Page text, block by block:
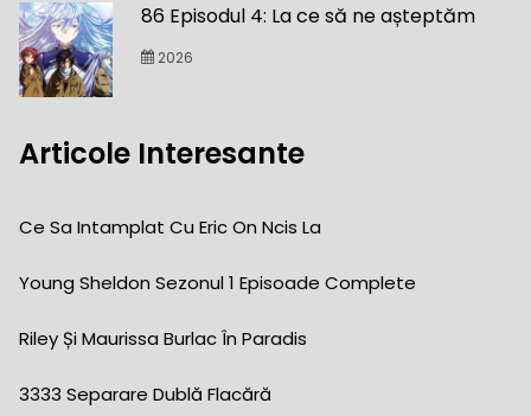
86 Episodul 4: La ce să ne așteptăm
2026
Articole Interesante
Ce Sa Intamplat Cu Eric On Ncis La
Young Sheldon Sezonul 1 Episoade Complete
Riley Și Maurissa Burlac În Paradis
3333 Separare Dublă Flacără